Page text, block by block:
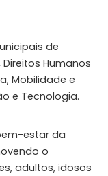
de
Humanos
Mobilidade e
e Tecnologia.
estar da
o
adultos, idosos